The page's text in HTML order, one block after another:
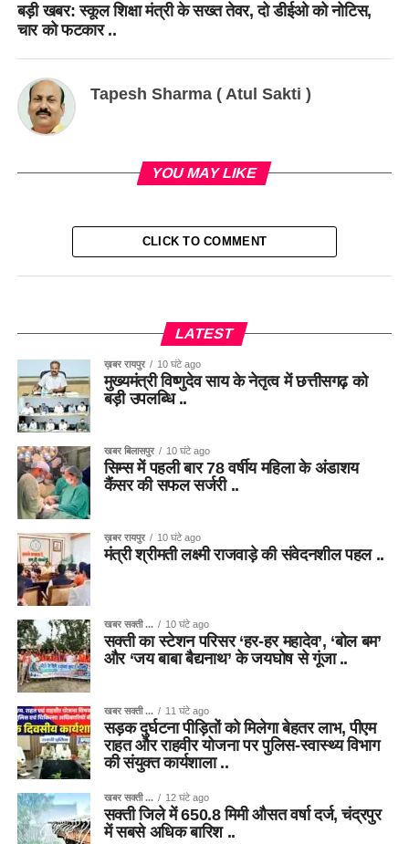
बड़ी खबर: स्कूल शिक्षा मंत्री के सख्त तेवर, दो डीईओ को नोटिस,
चार को फटकार ..
Tapesh Sharma ( Atul Sakti )
YOU MAY LIKE
CLICK TO COMMENT
LATEST
ख़बर रायपुर 10 घंटे ago
मुख्यमंत्री विष्णुदेव साय के नेतृत्व में छत्तीसगढ़ को
बड़ी उपलब्धि ..
खबर बिलासपुर 10 घंटे ago
सिम्स में पहली बार 78 वर्षीय महिला के अंडाशय
कैंसर की सफल सर्जरी ..
ख़बर रायपुर 10 घंटे ago
मंत्री श्रीमती लक्ष्मी राजवाड़े की संवेदनशील पहल ..
खबर सक्ती ... 10 घंटे ago
सक्ती का स्टेशन परिसर ‘हर-हर महादेव’, ‘बोल बम’
और ‘जय बाबा बैद्यनाथ’ के जयघोष से गूंजा ..
खबर सक्ती ... 11 घंटे ago
सड़क दुर्घटना पीड़ितों को मिलेगा बेहतर लाभ, पीएम
राहत और राहवीर योजना पर पुलिस-स्वास्थ्य विभाग
की संयुक्त कार्यशाला ..
खबर सक्ती ... 12 घंटे ago
सक्ती जिले में 650.8 मिमी औसत वर्षा दर्ज, चंद्रपुर
में सबसे अधिक बारिश ..